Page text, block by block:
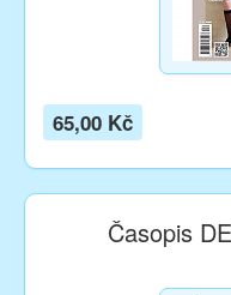
65,00 Kč
Časopis